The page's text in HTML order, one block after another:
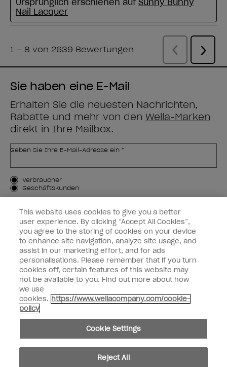
Sie haben eine E-Mail
Erhalten Sie die neuesten Nachrichten,
Rabatte und mehr von den Wella-Marken
direkt in Ihre Mailbox.
Geben Sie Ihre E-Mail-Adresse ein *
Kundenart
Verbraucher
Geschäftskunden
MICH ANMELDEN
Kundeninformationen
OPI & Sie
instagramfacebook
Copyright 2026, Wella Operations US LLC. Alle Rechte vorbehalten.
This website uses cookies to give you a better
user experience. By clicking “Accept All Cookies”,
you agree to the storing of cookies on your device
to enhance site navigation, analyze site usage, and
assist in our marketing effort, and for ads
personalisations. Please remember that if you turn
cookies off, certain features of this website may
not be available to you. Find out more about how
we use
cookies. https://www.wellacompany.com/cookie-
policy
Cookie Settings
Reject All